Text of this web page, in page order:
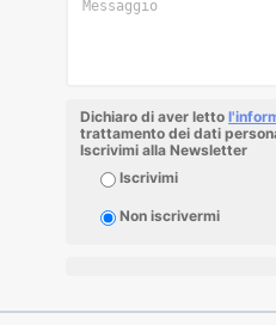
Dichiaro di aver letto
trattamento dei dati
Iscrivimi alla Newsletter
Iscrivimi
Non iscrivermi